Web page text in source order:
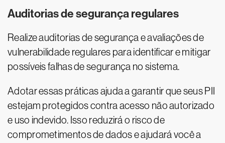
Auditorias de segurança regulares
Realize auditorias de segurança e avaliações de
vulnerabilidade regulares para identificar e mitigar
possíveis falhas de segurança no sistema.
Adotar essas práticas ajuda a garantir que seus PII
estejam protegidos contra acesso não autorizado
e uso indevido. Isso reduzirá o risco de
comprometimentos de dados e ajudará você a